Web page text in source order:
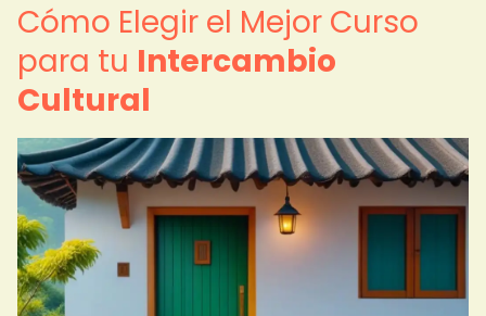
Cómo Elegir el Mejor Curso
para tu Intercambio
Cultural